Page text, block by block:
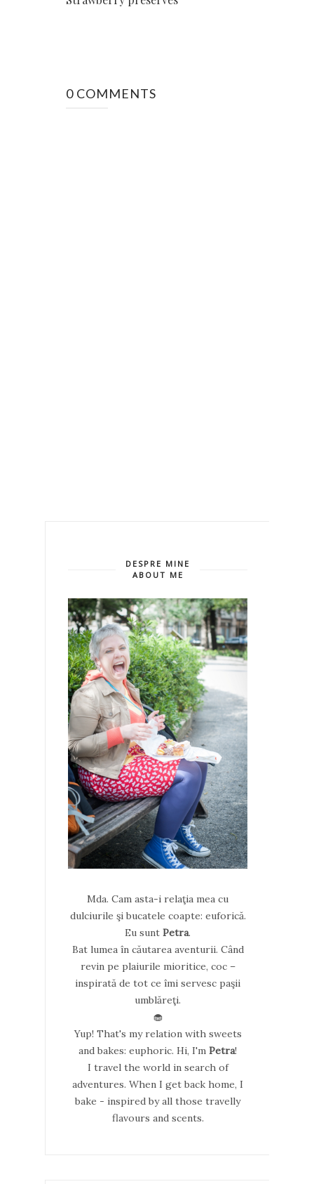
0 COMMENTS
DESPRE MINE
ABOUT ME
Mda. Cam asta-i relaţia mea cu
dulciurile şi bucatele coapte: euforică.
Eu sunt Petra.
Bat lumea în căutarea aventurii. Când
revin pe plaiurile mioritice, coc –
inspirată de tot ce îmi servesc paşii
umblăreţi.
🧁
Yup! That's my relation with sweets
and bakes: euphoric. Hi, I'm Petra!
I travel the world in search of
adventures. When I get back home, I
bake - inspired by all those travelly
flavours and scents.